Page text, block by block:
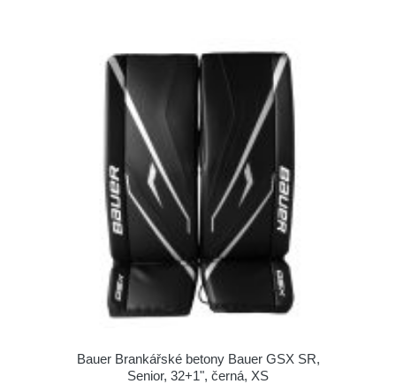
Bauer Brankářské betony Bauer GSX SR,
Senior, 32+1", černá, XS